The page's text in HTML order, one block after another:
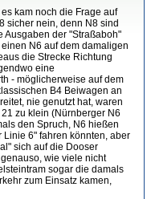
kam noch die Frage auf
sicher nein, denn N8 sind
Ausgaben der "Straßaboh"
N6 auf dem damaligen
die Strecke Richtung
eine
- möglicherweise auf dem
B4 Beiwagen an
nie genutzt hat, waren
zu klein (Nürnberger N6
den Spruch, N6 hießen
6" fahren könnten, aber
sich auf die Dooser
wie viele nicht
sogar die damals
zum Einsatz kamen,